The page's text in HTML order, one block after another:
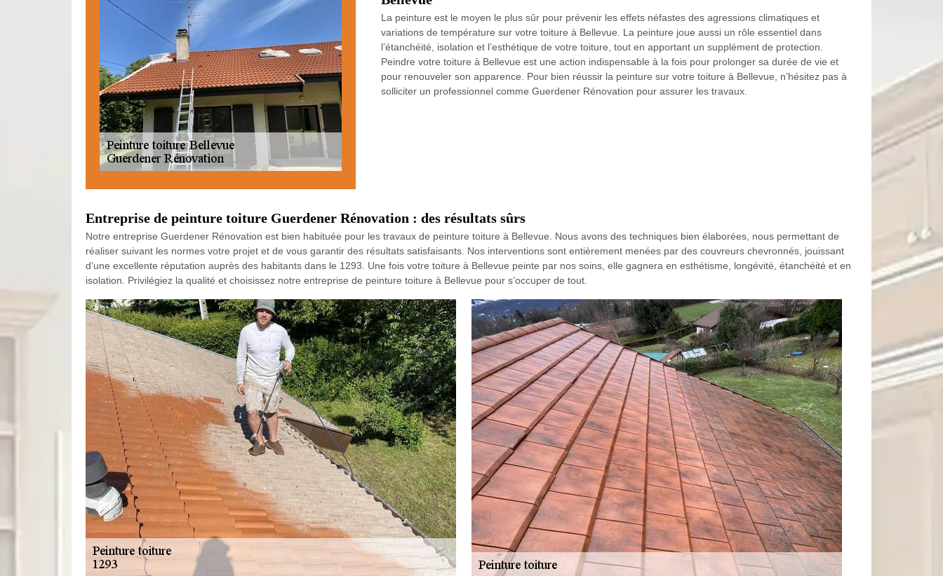
La peinture est le moyen le plus sûr pour prévenir les effets néfastes des agressions climatiques et
variations de température sur votre toiture à Bellevue. La peinture joue aussi un rôle essentiel dans
l’étanchéité, isolation et l’esthétique de votre toiture, tout en apportant un supplément de protection.
Peindre votre toiture à Bellevue est une action indispensable à la fois pour prolonger sa durée de vie et
pour renouveler son apparence. Pour bien réussir la peinture sur votre toiture à Bellevue, n’hésitez pas à
solliciter un professionnel comme Guerdener Rénovation pour assurer les travaux.
Entreprise de peinture toiture Guerdener Rénovation : des résultats sûrs
Notre entreprise Guerdener Rénovation est bien habituée pour les travaux de peinture toiture à Bellevue. Nous avons des techniques bien élaborées, nous permettant de
réaliser suivant les normes votre projet et de vous garantir des résultats satisfaisants. Nos interventions sont entièrement menées par des couvreurs chevronnés, jouissant
d’une excellente réputation auprès des habitants dans le 1293. Une fois votre toiture à Bellevue peinte par nos soins, elle gagnera en esthétisme, longévité, étanchéité et en
isolation. Privilégiez la qualité et choisissez notre entreprise de peinture toiture à Bellevue pour s’occuper de tout.